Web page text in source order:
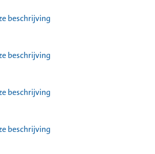
beschrijving
beschrijving
beschrijving
beschrijving